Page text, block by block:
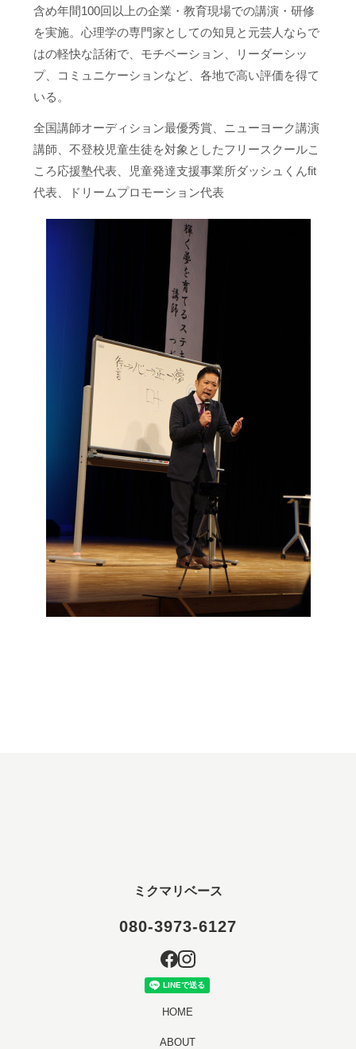
含め年間100回以上の企業・教育現場での講演・研修
を実施。心理学の専門家としての知見と元芸人ならで
はの軽快な話術で、モチベーション、リーダーシッ
プ、コミュニケーションなど、各地で高い評価を得て
いる。
全国講師オーディション最優秀賞、ニューヨーク講演
講師、不登校児童生徒を対象としたフリースクールこ
ころ応援塾代表、児童発達支援事業所ダッシュくんfit
代表、ドリームプロモーション代表
ミクマリベース
080-3973-6127
HOME
ABOUT